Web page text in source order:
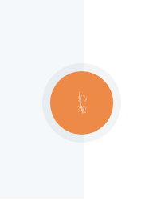
КНОПКА
ЗВ'ЯЗКУ